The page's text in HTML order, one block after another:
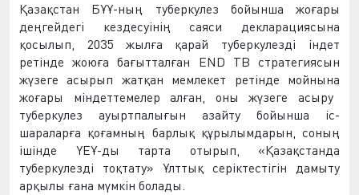
Қазақстан БҰҰ-ның туберкулез бойынша жоғары
деңгейдегі кездесуінің саяси декларациясына
қосылып, 2035 жылға қарай туберкулезді індет
ретінде жоюға бағытталған END TB стратегиясын
жүзеге асырып жатқан мемлекет ретінде мойнына
жоғары міндеттемелер алған, оны жүзеге асыру
туберкулез ауыртпалығын азайту бойынша іс-
шараларға қоғамның барлық құрылымдарын, соның
ішінде ҮЕҰ-ды тарта отырып, «Қазақстанда
туберкулезді тоқтату» Ұлттық серіктестігін дамыту
арқылы ғана мүмкін болады.